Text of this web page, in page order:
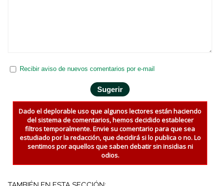
Recibir aviso de nuevos comentarios por e-mail
Dado el deplorable uso que algunos lectores están haciendo
del sistema de comentarios, hemos decidido establecer
filtros temporalmente. Envie su comentario para que sea
estudiado por la redacción, que decidirá si lo publica o no. Lo
sentimos por aquellos que saben debatir sin insidias ni
odios.